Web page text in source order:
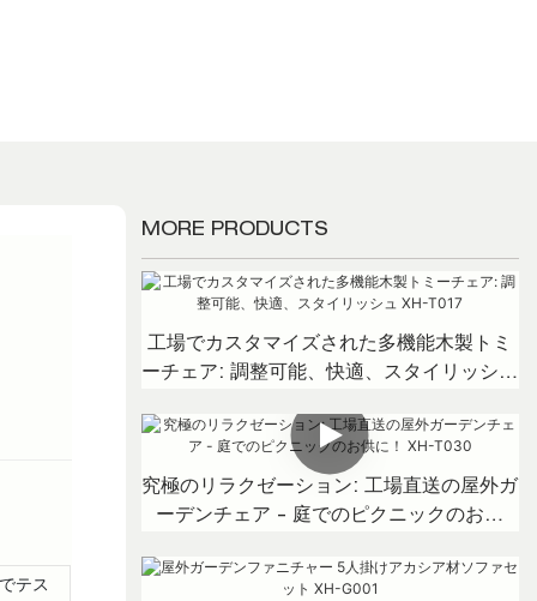
テス
MORE PRODUCTS
工場でカスタマイズされた多機能木製トミ
ーチェア: 調整可能、快適、スタイリッシュ
究極のリラクゼーション: 工場直送の屋外ガ
ーデンチェア - 庭でのピクニックのお供